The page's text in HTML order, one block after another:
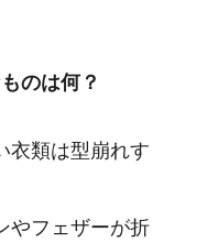
のは何？
衣類は型崩れす
やフェザーが折